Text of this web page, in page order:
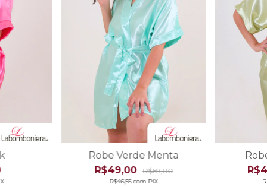
Robe Verde Menta
R$49,00 R$69,00
R$46,55com PIX